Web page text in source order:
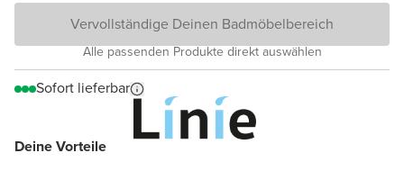
Deine Vorteile
Vervollständige Deinen Badmöbelbereich
Alle passenden Produkte direkt auswählen
Sofort lieferbar